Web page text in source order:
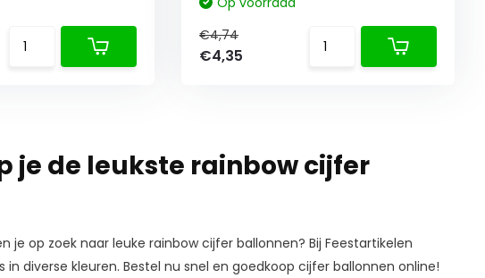
€4,74
€4,35
je de leukste rainbow cijfer
op zoek naar leuke rainbow cijfer ballonnen? Bij Feestartikelen
diverse kleuren. Bestel nu snel en goedkoop cijfer ballonnen online!